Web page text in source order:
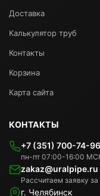
Доставка
Калькулятор труб
Контакты
Корзина
Карта сайта
КОНТАКТЫ
+7 (351) 700-74-96
пн-пт 07:00-16:00
zakaz@uralpipe.ru
Рассчитаем заявку за
г. Челябинск